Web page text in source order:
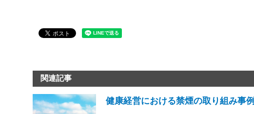
関連記事
健康経営における禁煙の取り組み事例